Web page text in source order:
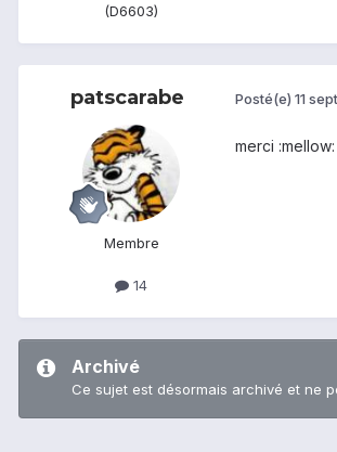
(D6603)
patscarabe
Membre
14
Posté(e) 11
merci :mellow:
Archivé
Ce sujet est désormais archivé et ne